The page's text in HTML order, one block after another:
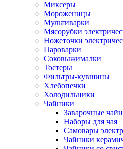
Миксеры
Мороженицы
Мультиварки
Мясорубки
Ножеточки
Пароварки
Соковыжималки
Тостеры
Фильтры-кувшины
Хлебопечки
Холодильники
Чайники
Заварочные
Наборы для чая
Самовары
Чайники